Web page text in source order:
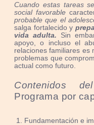
Cuando estas tareas
social favorable
probable que el
salga fortalecido y
vida adulta. Sin
apoyo, o incluso el
relaciones familiares es
problemas que
actual como futuro.
Contenidos
Programa por
Fundamentación e